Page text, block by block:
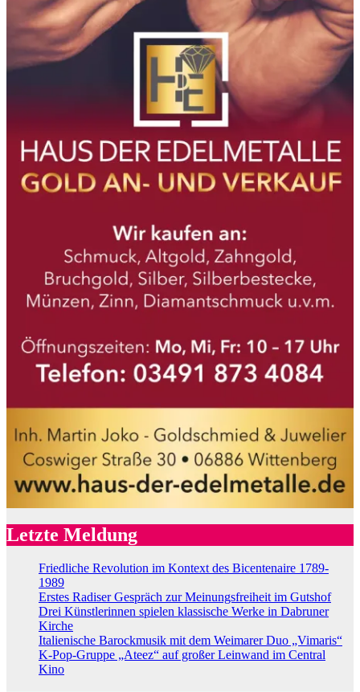
Letzte Meldung
Friedliche Revolution im Kontext des Bicentenaire 1789-
1989
Erstes Radiser Gespräch zur Meinungsfreiheit im Gutshof
Drei Künstlerinnen spielen klassische Werke in Dabruner
Kirche
Italienische Barockmusik mit dem Weimarer Duo „Vimaris“
K-Pop-Gruppe „Ateez“ auf großer Leinwand im Central
Kino